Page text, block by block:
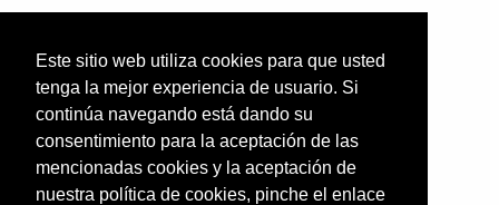
Este sitio web utiliza cookies para que usted
tenga la mejor experiencia de usuario. Si
continúa navegando está dando su
consentimiento para la aceptación de las
mencionadas cookies y la aceptación de
nuestra política de cookies, pinche el enlace
Programar en EF
Cursos online de educación física
Artículos destacados
Evaluación en educación física